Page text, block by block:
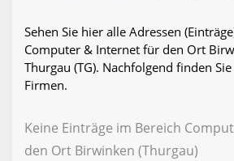
Sehen Sie hier alle Adressen
Computer & Internet für den Ort
Thurgau (TG). Nachfolgend finden
Firmen.
Keine Einträge im Bereich
den Ort Birwinken (Thurgau)